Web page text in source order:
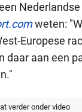
weten:
Europese
aan een
verder onder video